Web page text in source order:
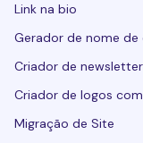
Link na bio
Gerador de nome de
Criador de
Criador de logos
Migração de Site